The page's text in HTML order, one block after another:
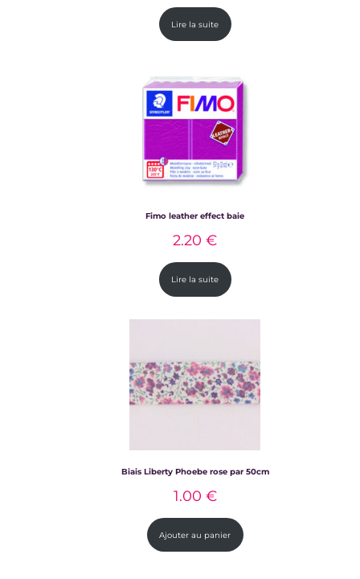
Lire la suite
Fimo leather effect baie
2.20€
Lire la suite
Biais Liberty Phoebe rose par 50cm
1.00 €
Ajouter au panier